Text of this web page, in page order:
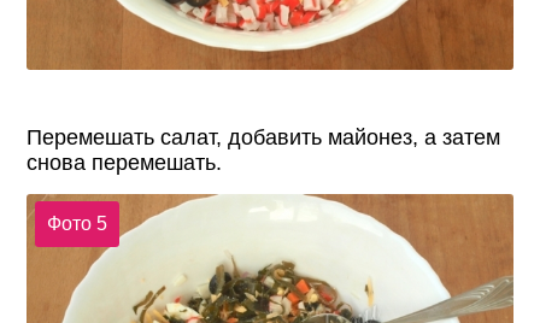
Перемешать салат, добавить майонез, а затем
снова перемешать.
Фото 5